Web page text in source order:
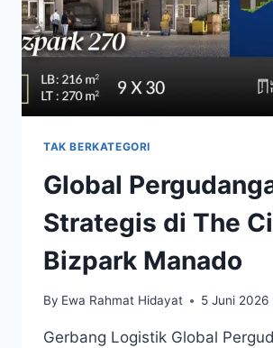
TAK BERKATEGORI
Global
Strategis di The
Bizpark Manado
By Ewa Rahmat Hidayat 5 Juni 2026
Gerbang Logistik Global